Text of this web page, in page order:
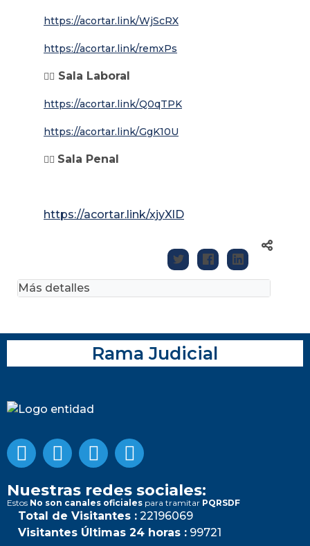
https://acortar.link/WjScRX
https://acortar.link/remxPs
👉🏼 Sala Laboral
https://acortar.link/Q0qTPK
https://acortar.link/GgK10U
👉🏼 Sala Penal
https://acortar.link/xjyXlD
Más detalles
Rama Judicial
Nuestras redes sociales:
Estos No son canales oficiales para tramitar PQRSDF
Total de Visitantes : 22196069
Visitantes Últimas 24 horas : 99721